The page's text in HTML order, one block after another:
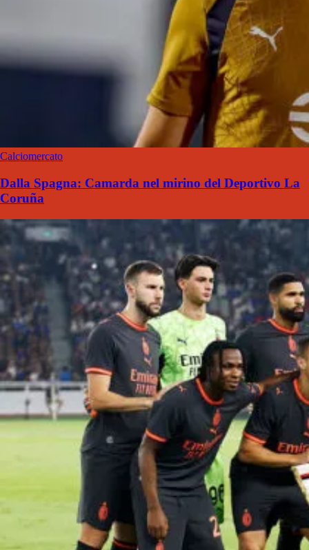
Calciomercato
Dalla Spagna: Camarda nel mirino del Deportivo La
Coruña